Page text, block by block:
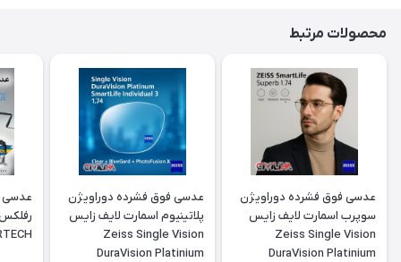
محصولات مرتبط
عدسی فوق فشرده دوراویژن
سوپرب اسمارت لایف زایس
Zeiss Single Vision
DuraVision Platinium
عدسی فوق فشرده دوراویژن
پلاتینیوم اسمارت لایف زایس
Zeiss Single Vision
DuraVision Platinium
عدسی